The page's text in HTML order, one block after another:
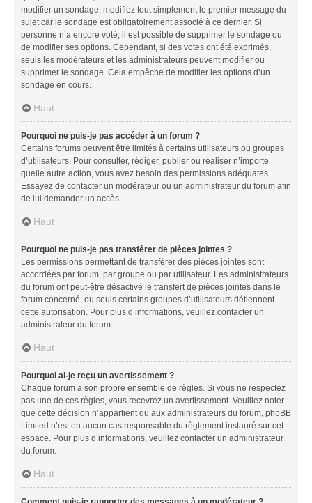
modifier un sondage, modifiez tout simplement le premier message du
sujet car le sondage est obligatoirement associé à ce dernier. Si
personne n’a encore voté, il est possible de supprimer le sondage ou
de modifier ses options. Cependant, si des votes ont été exprimés,
seuls les modérateurs et les administrateurs peuvent modifier ou
supprimer le sondage. Cela empêche de modifier les options d’un
sondage en cours.
Haut
Pourquoi ne puis-je pas accéder à un forum ?
Certains forums peuvent être limités à certains utilisateurs ou groupes
d’utilisateurs. Pour consulter, rédiger, publier ou réaliser n’importe
quelle autre action, vous avez besoin des permissions adéquates.
Essayez de contacter un modérateur ou un administrateur du forum afin
de lui demander un accès.
Haut
Pourquoi ne puis-je pas transférer de pièces jointes ?
Les permissions permettant de transférer des pièces jointes sont
accordées par forum, par groupe ou par utilisateur. Les administrateurs
du forum ont peut-être désactivé le transfert de pièces jointes dans le
forum concerné, ou seuls certains groupes d’utilisateurs détiennent
cette autorisation. Pour plus d’informations, veuillez contacter un
administrateur du forum.
Haut
Pourquoi ai-je reçu un avertissement ?
Chaque forum a son propre ensemble de règles. Si vous ne respectez
pas une de ces règles, vous recevrez un avertissement. Veuillez noter
que cette décision n’appartient qu’aux administrateurs du forum, phpBB
Limited n’est en aucun cas responsable du règlement instauré sur cet
espace. Pour plus d’informations, veuillez contacter un administrateur
du forum.
Haut